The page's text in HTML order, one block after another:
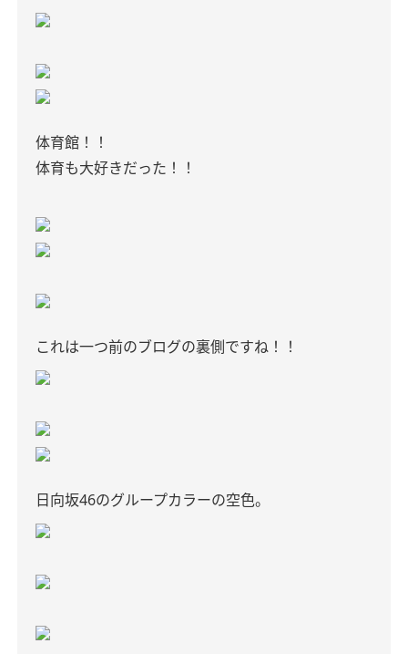
体育館！！
体育も大好きだった！！
これは一つ前のブログの裏側ですね！！
日向坂46のグループカラーの空色。